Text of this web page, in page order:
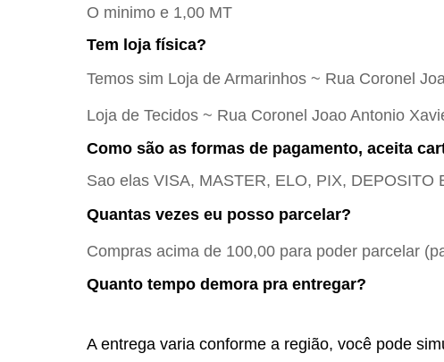
O minimo e 1,00 MT
Tem loja física?
Temos sim Loja de Armarinhos ~ Rua Coronel
Loja de Tecidos ~ Rua Coronel Joao Antonio
Como são as formas de pagamento, aceita
Sao elas VISA, MASTER, ELO, PIX, DEPOSITO
Quantas vezes eu posso parcelar?
Compras acima de 100,00 para poder parcelar
Quanto tempo demora pra entregar?
A entrega varia conforme a região, você pode